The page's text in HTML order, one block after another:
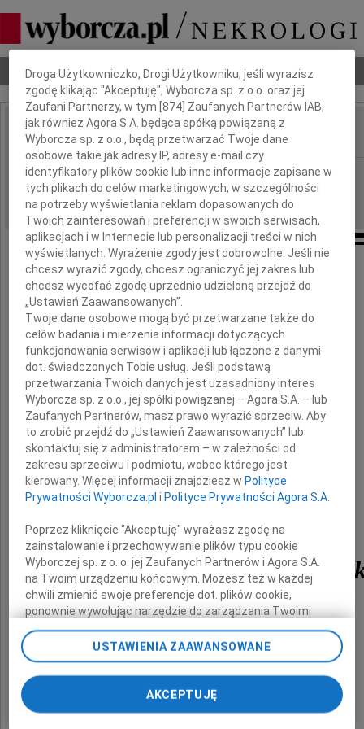
Nekrologi Odeszli Poradnik pogrzebowy
IMIĘ I NAZWISKO:
REGION: Opole
DATA EMISJI: 18.06.2019
Zawiadamiamy z głębokim żalem,
Mąż, Ojciec,
Dziadek, Przyjaciel
Ryszard
Ceremonia pogrzebowa odbędzie się w
środę 19.06.2019 r. o godz.11.00 w Kościele
pod wezwaniem św. Jacka w Opolu,
ul.Tysiąclecia 11.
Dbamy o Twoją prywatność
Droga Użytkowniczko, Drogi Użytkowniku, jeśli wyrazisz
zgodę klikając "Akceptuję", Wyborcza sp. z o.o. oraz jej
Zaufani Partnerzy, w tym [874 ] Zaufanych Partnerów IAB,
jak również Agora S.A. będąca spółką powiązaną z
Wyborcza sp. z o.o., będą przetwarzać Twoje dane
osobowe takie jak adresy IP, adresy e-mail czy
identyfikatory plików cookie lub inne informacje zapisane w
tych plikach do celów marketingowych, w szczególności
na potrzeby wyświetlania reklam dopasowanych do
Twoich zainteresowań i preferencji w swoich serwisach,
aplikacjach i w Internecie lub personalizacji treści w nich
wyświetlanych. Wyrażenie zgody jest dobrowolne. Jeśli nie
chcesz wyrazić zgody, chcesz ograniczyć jej zakres lub
chcesz wycofać zgodę uprzednio udzieloną przejdź do
„Ustawień Zaawansowanych”.
Twoje dane osobowe mogą być przetwarzane także do
celów badania i mierzenia informacji dotyczących
funkcjonowania serwisów i aplikacji lub łączone z danymi
dot. świadczonych Tobie usług. Jeśli podstawą
przetwarzania Twoich danych jest uzasadniony interes
Wyborcza sp. z o.o., jej spółki powiązanej – Agora S.A. – lub
Zaufanych Partnerów, masz prawo wyrazić sprzeciw. Aby
to zrobić przejdź do „Ustawień Zaawansowanych” lub
skontaktuj się z administratorem – w zależności od
zakresu sprzeciwu i podmiotu, wobec którego jest
kierowany. Więcej informacji znajdziesz w Polityce
Prywatności Wyborcza.pl i Polityce Prywatności Agora S.A.
Poprzez kliknięcie "Akceptuję" wyrażasz zgodę na
zainstalowanie i przechowywanie plików typu cookie
Wyborczej sp. z o. o. jej Zaufanych Partnerów i Agora S.A.
na Twoim urządzeniu końcowym. Możesz też w każdej
chwili zmienić swoje preferencje dot. plików cookie,
ponownie wywołując narzędzie do zarządzania Twoimi
preferencjami dot. przetwarzania danych poprzez
odnośnik „Ustawienia prywatności” w stopce serwisu i
przechodząc do sekcji „Ustawienia zaawansowane”.
Zmiana ustawień plików cookie możliwa jest także za
pomocą ustawień przeglądarki.
USTAWIENIA ZAAWANSOWANE
AKCEPTUJĘ